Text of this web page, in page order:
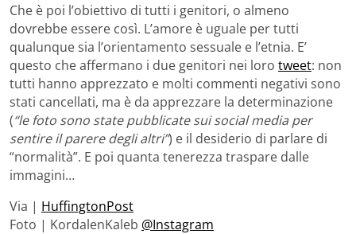
Che è poi l’obiettivo di tutti i genitori, o almeno
dovrebbe essere così. L’amore è uguale per tutti
qualunque sia l’orientamento sessuale e l’etnia. E’
questo che affermano i due genitori nei loro tweet: non
tutti hanno apprezzato e molti commenti negativi sono
stati cancellati, ma è da apprezzare la determinazione
(“le foto sono state pubblicate sui social media per
sentire il parere degli altri”) e il desiderio di parlare di
“normalità”. E poi quanta tenerezza traspare dalle
immagini…
Via | HuffingtonPost
Foto | KordalenKaleb @Instagram